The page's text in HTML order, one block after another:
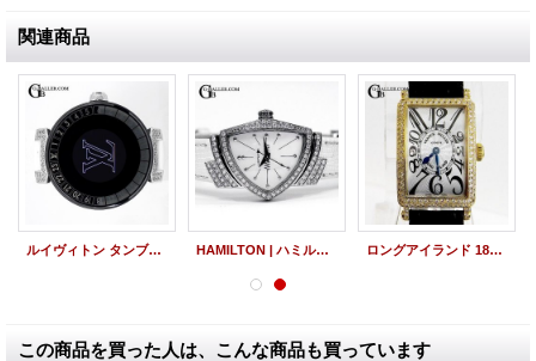
関連商品
ルイヴィトン タンブール ホライゾン アフターダイヤ スマートウォッチカスタム HAMILTON | ハミルトン ベンチュラ シェル アフターダイヤ ロングアイランド 18K 902QZ アフターダイヤ
この商品を買った人は、こんな商品も買っています